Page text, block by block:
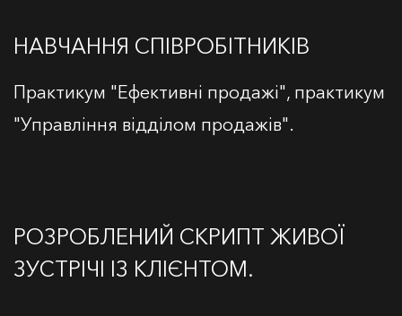
НАВЧАННЯ СПІВРОБІТНИКІВ
Практикум "Ефективні продажі", практикум
"Управління відділом продажів".
РОЗРОБЛЕНИЙ СКРИПТ ЖИВОЇ
ЗУСТРІЧІ ІЗ КЛІЄНТОМ.